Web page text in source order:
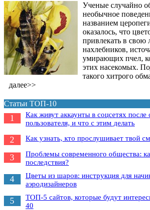
Ученые случайно
необычное
названием
оказалось, что
привлекать в
нахлебников,
умирающих пчел,
этих насекомых.
такого хитрого
далее>>
Статьи ТОП-10
1
Как живут аккаунты в соцсетях после
пользователя, и что с этим делать
2 Как узнать, кто прослушивает твой
3
Проблемы современного общества:
последствия?
4
Цветы из шаров: инструкция для
аэродизайнеров
5
ТОП-5 сайтов, которые будут
40